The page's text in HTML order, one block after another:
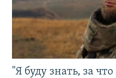
"Я буду знать, за